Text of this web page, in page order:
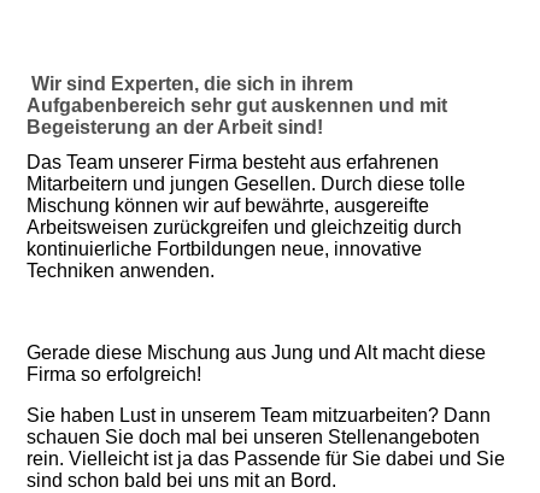
Wir sind Experten, die sich in ihrem
Aufgabenbereich sehr gut auskennen und mit
Begeisterung an der Arbeit sind!
Das Team unserer Firma besteht aus erfahrenen
Mitarbeitern und jungen Gesellen. Durch diese tolle
Mischung können wir auf bewährte, ausgereifte
Arbeitsweisen zurückgreifen und gleichzeitig durch
kontinuierliche Fortbildungen neue, innovative
Techniken anwenden.
Gerade diese Mischung aus Jung und Alt macht diese
Firma so erfolgreich!
Sie haben Lust in unserem Team mitzuarbeiten? Dann
schauen Sie doch mal bei unseren Stellenangeboten
rein. Vielleicht ist ja das Passende für Sie dabei und Sie
sind schon bald bei uns mit an Bord.